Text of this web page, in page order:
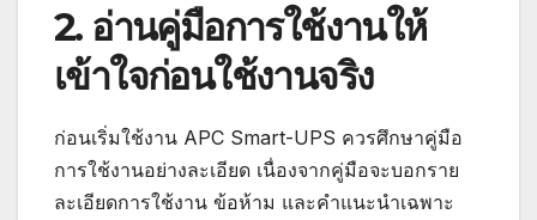
2. อ่านคู่มือการใช้งานให้
เข้าใจก่อนใช้งานจริง
ก่อนเริ่มใช้งาน APC Smart-UPS ควรศึกษาคู่มือ
การใช้งานอย่างละเอียด เนื่องจากคู่มือจะบอกราย
ละเอียดการใช้งาน ข้อห้าม และคำแนะนำเฉพาะ